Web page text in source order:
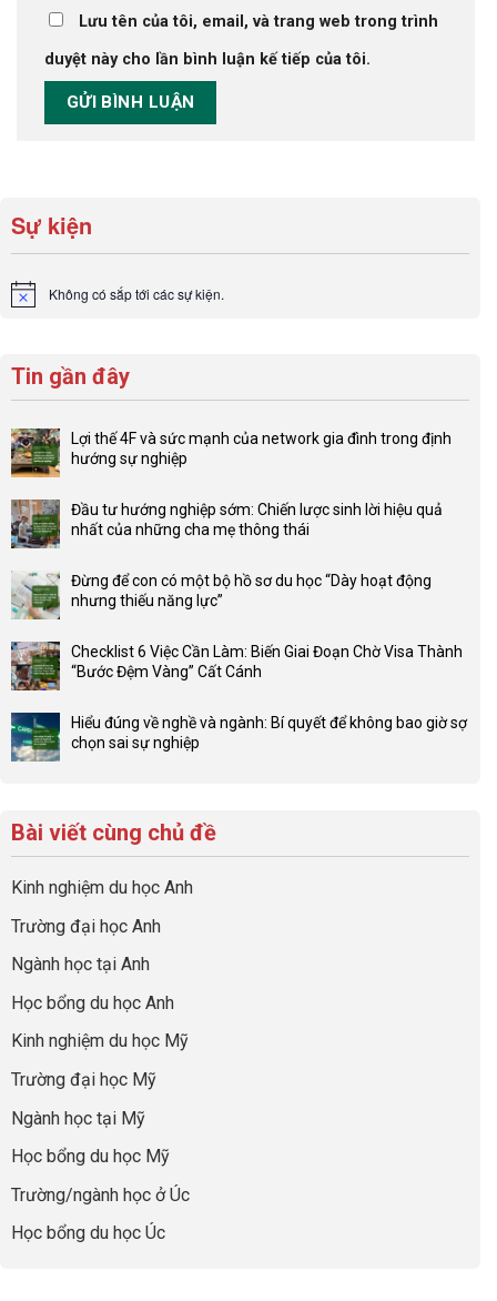
Lưu tên của tôi, email, và trang web trong trình
duyệt này cho lần bình luận kế tiếp của tôi.
Sự kiện
Notice Không có sắp tới các sự kiện.
Tin gần đây
Lợi thế 4F và sức mạnh của network gia đình trong định
hướng sự nghiệp
bình
luận
Lợi
thế
sức
mạnh
network
gia
đình
sự
nghiệp
Đầu tư hướng nghiệp sớm: Chiến lược sinh lời hiệu quả
nhất của những cha mẹ thông thái
bình
luận
Đầu
tư
sớm:
Chiến
hiệu
quả
của
cha
thông
Đừng để con có một bộ hồ sơ du học “Dày hoạt động
nhưng thiếu năng lực”
bình
luận
Đừng
để
hồ
sơ
du
học
“Dày
hoạt
động
nhưng
thiếu
năng
lực”
Checklist 6 Việc Cần Làm: Biến Giai Đoạn Chờ Visa Thành
“Bước Đệm Vàng” Cất Cánh
bình
luận
Việc
Biến
Đoạn
Visa
“Bước
Vàng”
Cất
Cánh
Hiểu đúng về nghề và ngành: Bí quyết để không bao giờ sợ
chọn sai sự nghiệp
luận
ở
Hiểu
đúng
nghề
và
ngành:
quyết
không
giờ
chọn
sự
Bài viết cùng chủ đề
Kinh nghiệm du học Anh
Trường đại học Anh
Ngành học tại Anh
Học bổng du học Anh
Kinh nghiệm du học Mỹ
Trường đại học Mỹ
Ngành học tại Mỹ
Học bổng du học Mỹ
Trường/ngành học ở Úc
Học bổng du học Úc